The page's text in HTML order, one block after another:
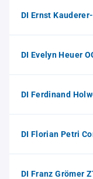
DI Ernst
DI Evelyn Heuer
DI Ferdinand
DI Florian Petri
DI Franz Grömer